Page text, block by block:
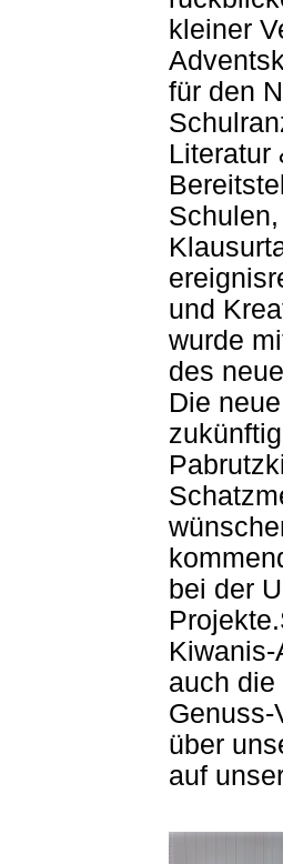
kleiner
für den
Literatur
und
wurde
des
Die
bei der
auch
Genuss-
über
auf